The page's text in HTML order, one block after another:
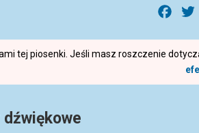
tej piosenki. Jeśli masz roszczenie